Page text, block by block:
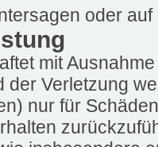
oder
mit
der Verletzung
nur für